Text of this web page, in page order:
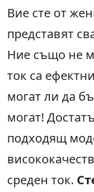
Вие сте от
представят
Ние също не
ток са
могат ли да
могат!
подходящ
среден ток.